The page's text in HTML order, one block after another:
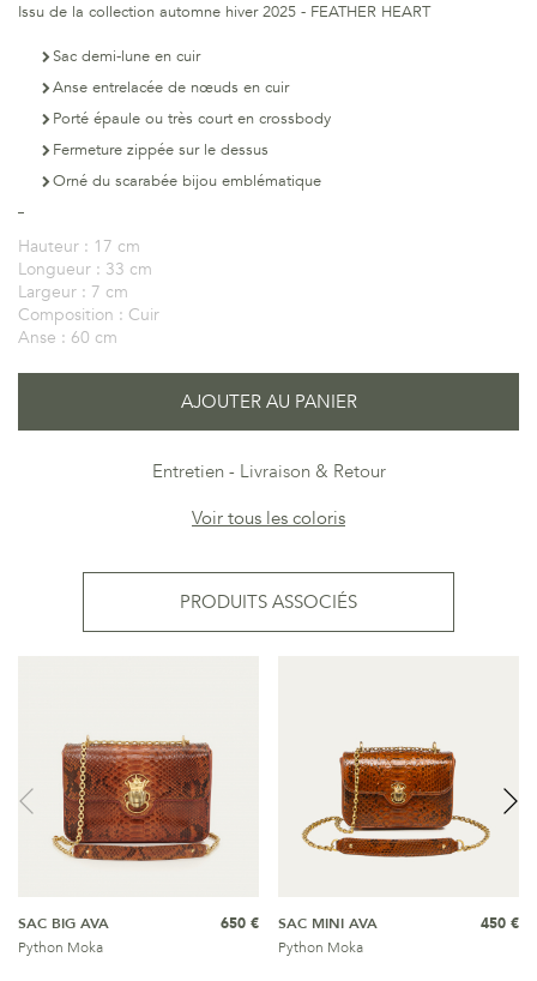
Issu de la collection automne hiver 2025 - FEATHER HEART
Sac demi-lune en cuir
Anse entrelacée de nœuds en cuir
Porté épaule ou très court en crossbody
Fermeture zippée sur le dessus
Orné du scarabée bijou emblématique
Hauteur : 17 cm
Longueur : 33 cm
Largeur : 7 cm
Composition : Cuir
Anse : 60 cm
AJOUTER AU PANIER
Entretien
Livraison & Retour
Voir tous les coloris
PRODUITS ASSOCIÉS
SAC BIG AVA
Python Moka
650 €
SAC MINI AVA
Python Moka
450 €